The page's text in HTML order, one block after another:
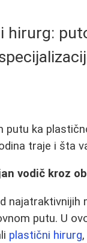
hirurg:
ka
traje i šta
vodič kroz
najatraktivnijih
putu. U
plastični hirurg